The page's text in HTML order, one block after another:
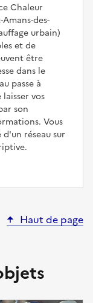
Chaleur
des-
urbain)
et de
être
dans le
passe à
vos
son
Vous
réseau sur
Haut de page